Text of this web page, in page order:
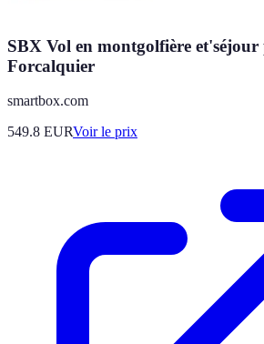
SBX Vol en montgolfière et'séjour
Forcalquier
smartbox.com
549.8 EURVoir le prix